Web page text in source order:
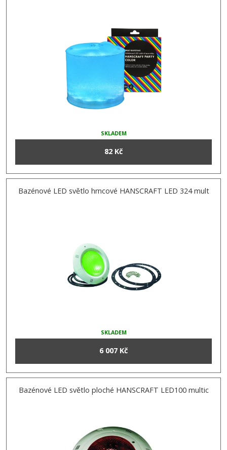
SKLADEM
82 Kč
Bazénové LED světlo hrncové HANSCRAFT LED 324 mult
SKLADEM
6 007 Kč
Bazénové LED světlo ploché HANSCRAFT LED100 multic